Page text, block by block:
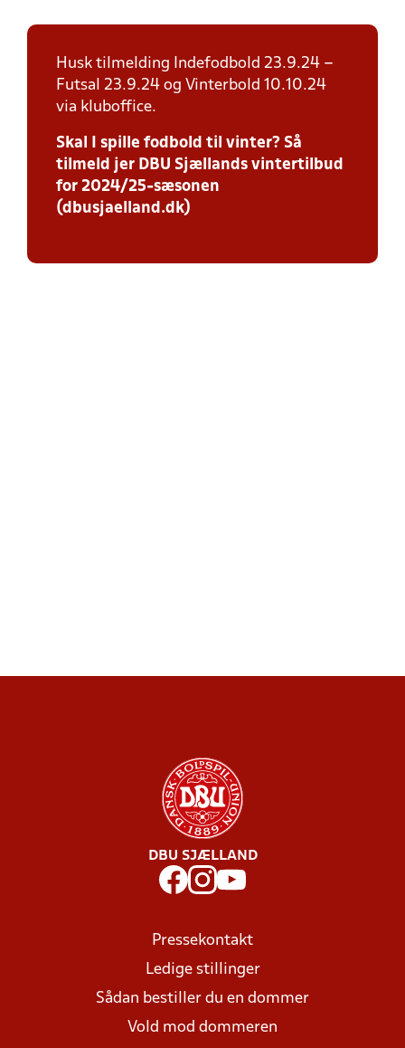
Husk tilmelding Indefodbold 23.9.24 –
Futsal 23.9.24 og Vinterbold 10.10.24
via kluboffice.
Skal I spille fodbold til vinter? Så
tilmeld jer DBU Sjællands vintertilbud
for 2024/25-sæsonen
(dbusjaelland.dk)
DBU SJÆLLAND
Pressekontakt
Ledige stillinger
Sådan bestiller du en dommer
Vold mod dommeren